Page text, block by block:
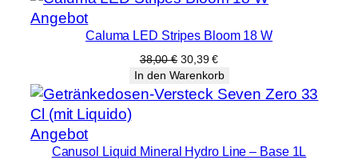
449,00 €359,19 €.
AngebotProdukt
im
Angebot
Caluma LED Stripes Bloom 18 W
38,00€ Ursprünglicher
Preis
war:
38,00 €
30,39€Aktueller
Preis
ist:
30,39 €.
In den Warenkorb
AngebotProdukt
im
Canusol Liquid Mineral Hydro Line – Base 1L